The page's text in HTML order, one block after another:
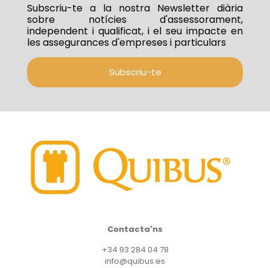
Subscriu-te a la nostra Newsletter diària
sobre notícies d'assessorament,
independent i qualificat, i el seu impacte en
les assegurances d'empreses i particulars
Subscriu-te
Contacta'ns
+34 93 284 04 78
info@quibus.es